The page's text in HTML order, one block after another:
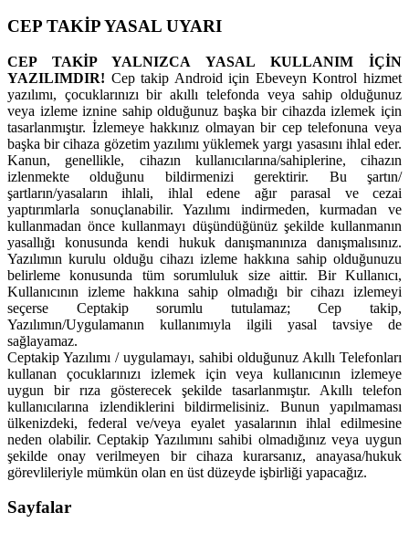
CEP TAKİP YASAL UYARI
CEP TAKİP YALNIZCA YASAL KULLANIM İÇİN
YAZILIMDIR! Cep takip Android için Ebeveyn Kontrol hizmet
yazılımı, çocuklarınızı bir akıllı telefonda veya sahip olduğunuz
veya izleme iznine sahip olduğunuz başka bir cihazda izlemek için
tasarlanmıştır. İzlemeye hakkınız olmayan bir cep telefonuna veya
başka bir cihaza gözetim yazılımı yüklemek yargı yasasını ihlal eder.
Kanun, genellikle, cihazın kullanıcılarına/sahiplerine, cihazın
izlenmekte olduğunu bildirmenizi gerektirir. Bu şartın/
şartların/yasaların ihlali, ihlal edene ağır parasal ve cezai
yaptırımlarla sonuçlanabilir. Yazılımı indirmeden, kurmadan ve
kullanmadan önce kullanmayı düşündüğünüz şekilde kullanmanın
yasallığı konusunda kendi hukuk danışmanınıza danışmalısınız.
Yazılımın kurulu olduğu cihazı izleme hakkına sahip olduğunuzu
belirleme konusunda tüm sorumluluk size aittir. Bir Kullanıcı,
Kullanıcının izleme hakkına sahip olmadığı bir cihazı izlemeyi
seçerse Ceptakip sorumlu tutulamaz; Cep takip,
Yazılımın/Uygulamanın kullanımıyla ilgili yasal tavsiye de
sağlayamaz.
Ceptakip Yazılımı / uygulamayı, sahibi olduğunuz Akıllı Telefonları
kullanan çocuklarınızı izlemek için veya kullanıcının izlemeye
uygun bir rıza gösterecek şekilde tasarlanmıştır. Akıllı telefon
kullanıcılarına izlendiklerini bildirmelisiniz. Bunun yapılmaması
ülkenizdeki, federal ve/veya eyalet yasalarının ihlal edilmesine
neden olabilir. Ceptakip Yazılımını sahibi olmadığınız veya uygun
şekilde onay verilmeyen bir cihaza kurarsanız, anayasa/hukuk
görevlileriyle mümkün olan en üst düzeyde işbirliği yapacağız.
Sayfalar